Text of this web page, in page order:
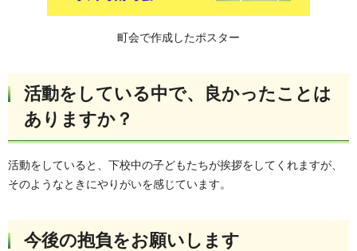
町会で作成したポスター
活動をしている中で、良かったことは
ありますか？
活動をしていると、下校中の子どもたちが挨拶をしてくれますが、
そのようなときにやりがいを感じています。
今後の抱負をお願いします